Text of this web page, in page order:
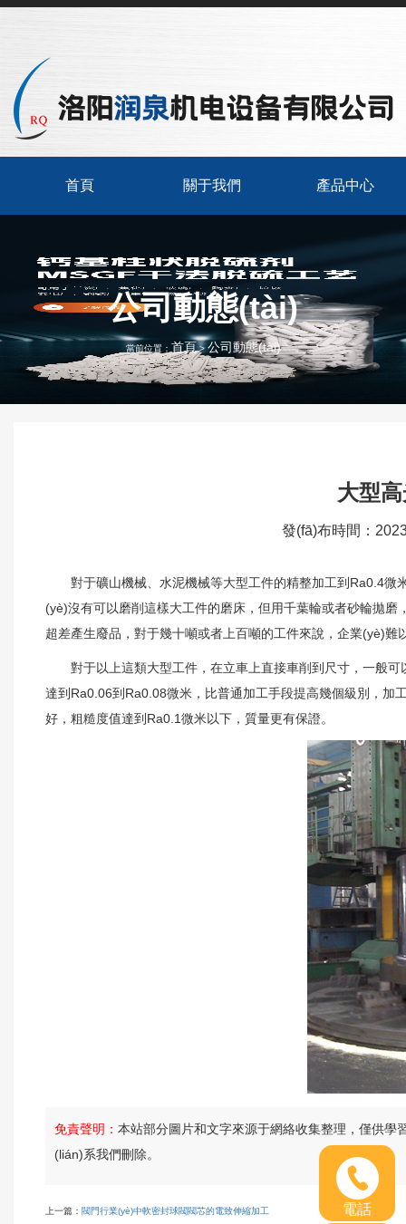
首頁 關于我們 產品中心
公司動態(tài)
當前位置： 首頁 > 公司動態(tài)
大型
發(fā)布時間：
對于礦山機械、水泥機械等大型工件的精整加工到Ra0.4微米
(yè)沒有可以磨削這樣大工件的磨床，但用千葉輪或者砂輪拋磨
超差產生廢品，對于幾十噸或者上百噸的工件來說，企業(yè)
對于以上這類大型工件，在立車上直接車削到尺寸，一般
達到Ra0.06到Ra0.08微米，比普通加工手段提高幾個級別，加
好，粗糙度值達到Ra0.1微米以下，質量更有保證。
免責聲明：本站部分圖片和文字來源于網絡收集整理，僅供學習
(lián)系我們刪除。
上一篇： 閥門行業(yè)中軟密封球閥閥芯的電致伸縮加工 電話